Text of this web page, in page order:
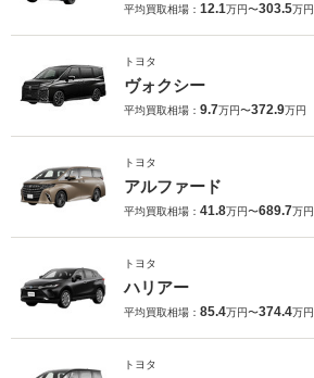
平均買取相場： 12.1万円〜303.5万円
トヨタ
ヴォクシー
平均買取相場： 9.7万円〜372.9万円
トヨタ
アルファード
平均買取相場： 41.8万円〜689.7万円
トヨタ
ハリアー
平均買取相場： 85.4万円〜374.4万円
トヨタ